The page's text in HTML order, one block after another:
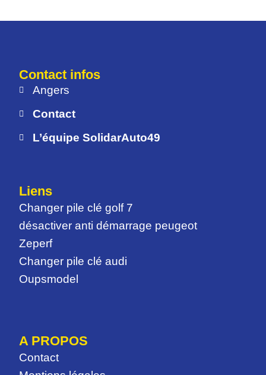
Contact infos
Angers
Contact
L’équipe SolidarAuto49
Liens
Changer pile clé golf 7
désactiver anti démarrage peugeot
Zeperf
Changer pile clé audi
Oupsmodel
A PROPOS
Contact